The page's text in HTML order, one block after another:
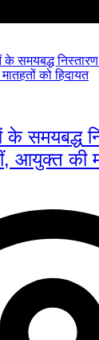
समयबद्ध
आयुक्त की